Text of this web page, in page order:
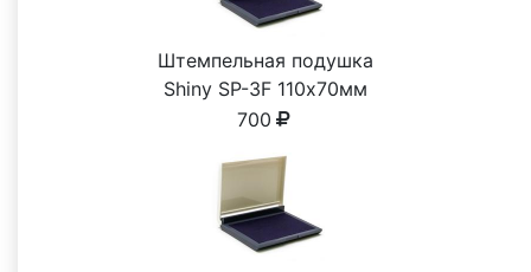
Штемпельная подушка
Shiny SP-3F 110х70мм
700